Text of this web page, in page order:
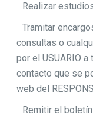
Realizar
Tramitar
consultas o
por el USUARIO
contacto que se
web del
Remitir el